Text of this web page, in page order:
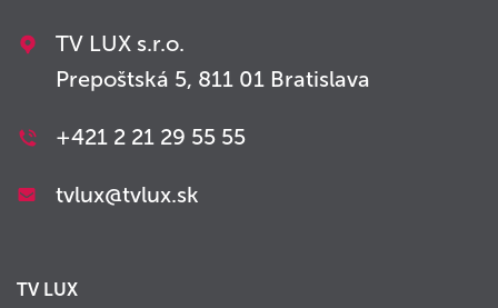
TV LUX s.r.o.
Prepoštská 5, 811 01 Bratislava
+421 2 21 29 55 55
tvlux@tvlux.sk
TV LUX